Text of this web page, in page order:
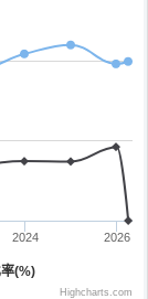
(%)
2024 2026
Highcharts.com